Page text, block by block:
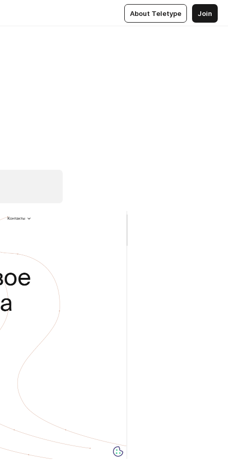
About Teletype Join